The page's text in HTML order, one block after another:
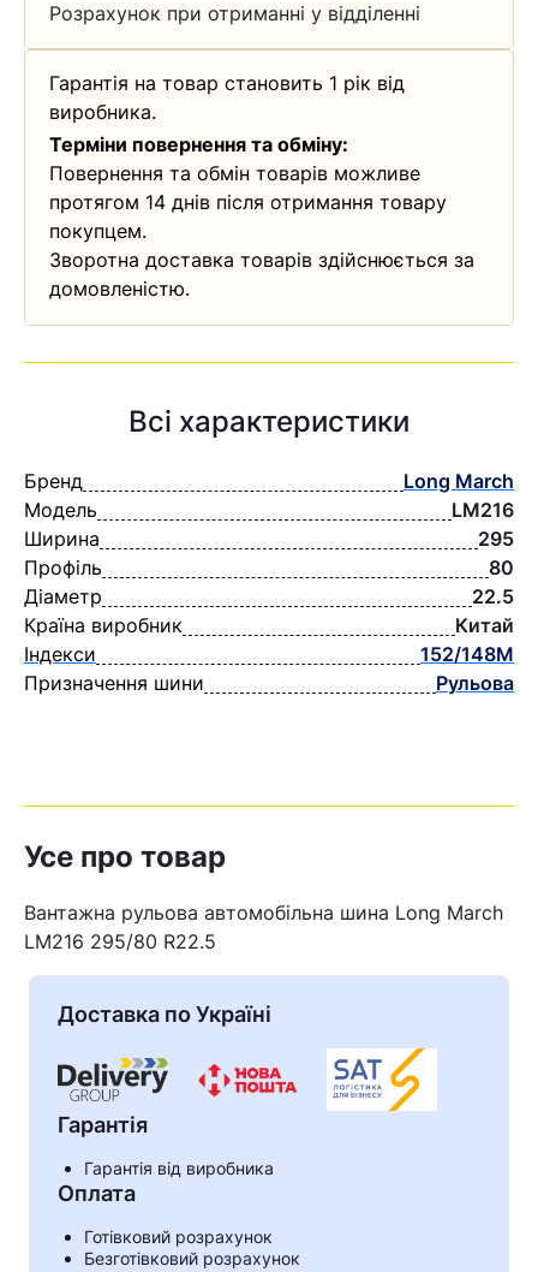
Кошик
У кошику немає товарів.
Розрахунок при отриманні у відділенні
Гарантія на товар становить 1 рік від
виробника.
Терміни повернення та обміну:
Повернення та обмін товарів можливе
протягом 14 днів після отримання товару
покупцем.
Зворотна доставка товарів здійснюється за
домовленістю.
Всі характеристики
Бренд
Long March
Модель
LM216
Ширина
295
Профіль
80
Діаметр
22.5
Країна виробник
Китай
Індекси
152/148M
Призначення шини
Рульова
Усе про товар
Вантажна рульова автомобільна шина Long March
LM216 295/80 R22.5
Доставка по Україні
Гарантія
Гарантія від виробника
Оплата
Готівковий розрахунок
Безготівковий розрахунок